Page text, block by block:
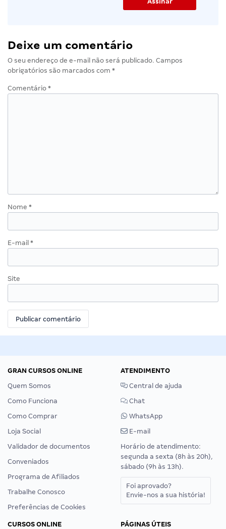
Deixe um comentário
O seu endereço de e-mail não será publicado. Campos
obrigatórios são marcados com *
Comentário *
Nome *
E-mail *
Site
GRAN CURSOS ONLINE
Quem Somos
Como Funciona
Como Comprar
Loja Social
Validador de documentos
Conveniados
Programa de Afiliados
Trabalhe Conosco
Preferências de Cookies
ATENDIMENTO
Central de ajuda
Chat
WhatsApp
E-mail
Horário de atendimento:
segunda a sexta (8h às 20h),
sábado (9h às 13h).
Foi aprovado?
Envie-nos a sua história!
CURSOS ONLINE
PÁGINAS ÚTEIS